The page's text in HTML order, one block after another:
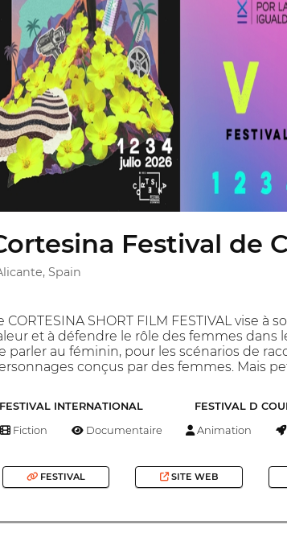
Festival de
Spain
CORTESINA SHORT FILM FESTIVAL
et à défendre le rôle des femmes
parler au féminin, pour les scénarios de
conçus par des femmes. Mais
FESTIVAL INTERNATIONAL FESTIVAL D
Fiction Documentaire Animation
FESTIVAL SITE WEB